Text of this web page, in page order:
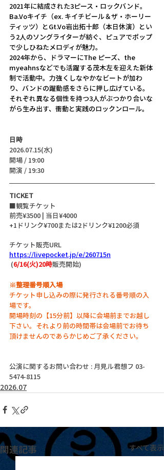
2021年に結成された3ピース・ロックバンド。
Ba.Voキイチ（ex. キイチビール＆ザ・ホーリー
ティッツ）とGt.Vo岩出拓十郎（本日休演）とい
う2人のソングライターが紡ぐ、ピュアでポップ
で少しひねたメロディが魅力。
2024年から、ドラマーにThe ピーズ、the
myeahnsなどでも活躍する茂木左を迎えた新体
制で活動中。力強くしなやかなビートが加わ
り、バンドの躍動感をさらに押し広げている。
それぞれ異なる個性を持つ3人がぶつかり合いな
がら生み出す、衝動と実践のロックンロール。
日時
2026.07.15(水)
開場 / 19:00
開演 / 19:30
TICKET
■観覧チケット
前売¥3500 | 当日¥4000
+1ドリンク¥700または2ドリンク¥1200必須
チケット販売URL
https://livepocket.jp/e/260715n
(6/16(火)20時販売開始)
※整理番号順入場
チケット申し込みの際に発行される番号順の入
場です。
開場時刻の【15分前】以降に会場前までお越し
下さい。それより前の時間帯は会場前でお待ち
頂けませんのであらかじめご了承ください。
公演に関するお問い合わせ : 月見ル君想フ 03-
5474-8115
2026.07
関連記事 すべて表示